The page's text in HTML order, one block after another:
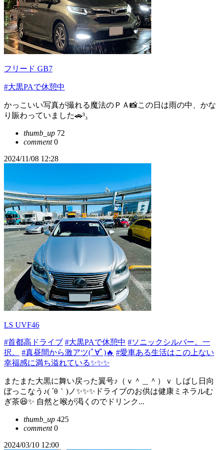
フリード GB7
#大黒PAで休憩中
かっこいい写真が撮れる魔法のＰＡ📸この日は雨の中、かな
り賑わっていました🚗³₃
thumb_up 72
comment0
2024/11/08 12:28
LS UVF46
#首都高ドライブ #大黒PAで休憩中 #ソニックシルバー。一
択。
#真昼間から激アツ(ﾟ∀ﾟ)🔥 #愛車ある生活はこの上ない
幸福感に満ち溢れている✨✨✨
またまた大黒に舞い戻った翼号♪（ｖ＾＿＾）ｖ しばし日向
ぼっこなう♪( ´θ｀)ノ✨✨✨ドライブのお供は健康ミネラルむ
ぎ茶😆✨ 自然と喉が渇くのでドリンク...
thumb_up 425
comment0
2024/03/10 12:00